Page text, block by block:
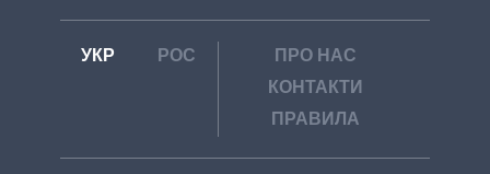
УКР РОС
ПРО НАС
КОНТАКТИ
ПРАВИЛА